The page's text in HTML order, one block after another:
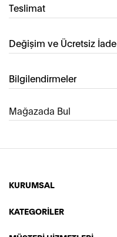
Teslimat
Değişim ve Ücretsiz İade
Bilgilendirmeler
Mağazada Bul
KURUMSAL
KATEGORİLER